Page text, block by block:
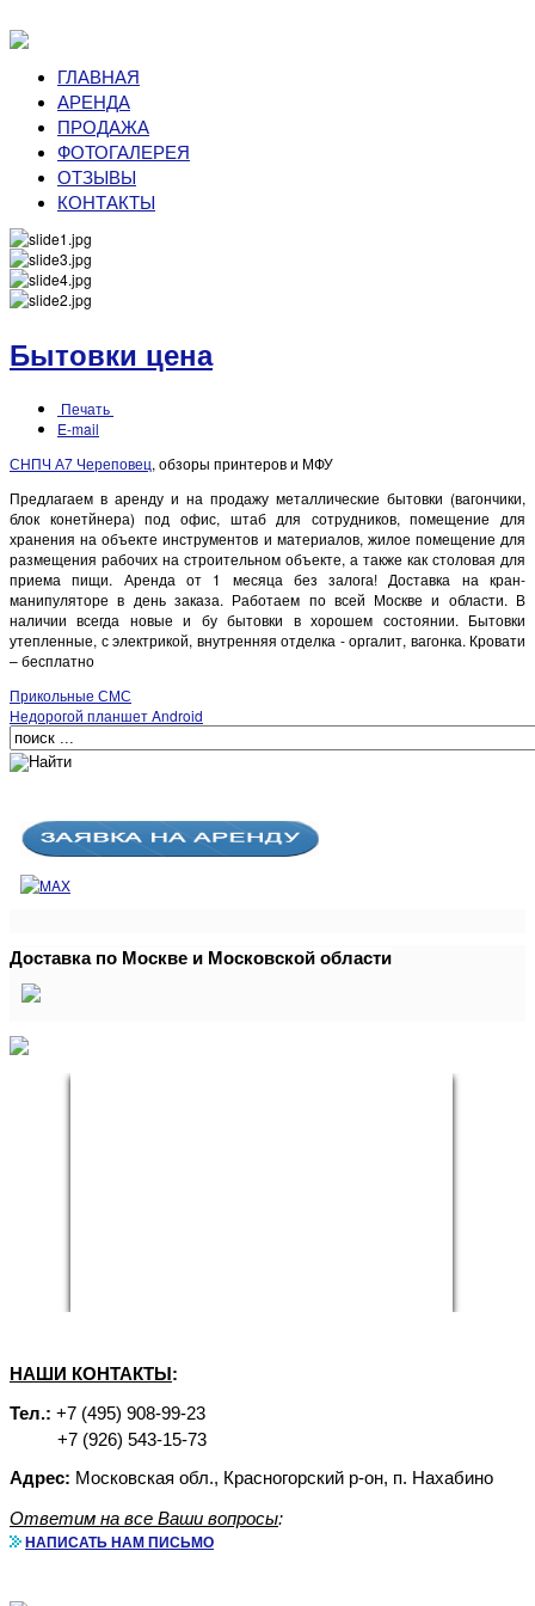
ГЛАВНАЯ
АРЕНДА
ПРОДАЖА
ФОТОГАЛЕРЕЯ
ОТЗЫВЫ
КОНТАКТЫ
Бытовки цена
Печать
E-mail
СНПЧ А7 Череповец, обзоры принтеров и МФУ
Предлагаем в аренду и на продажу металлические бытовки (вагончики,
блок конетйнера) под офис, штаб для сотрудников, помещение для
хранения на объекте инструментов и материалов, жилое помещение для
размещения рабочих на строительном объекте, а также как столовая для
приема пищи. Аренда от 1 месяца без залога! Доставка на кран-
манипуляторе в день заказа. Работаем по всей Москве и области. В
наличии всегда новые и бу бытовки в хорошем состоянии. Бытовки
утепленные, с электрикой, внутренняя отделка - оргалит, вагонка. Кровати
– бесплатно
Прикольные СМС
Недорогой планшет Android
Доставка по Москве и Московской области
НАШИ КОНТАКТЫ:
Тел.: +7 (495) 908-99-23
+7 (926) 543-15-73
Адрес: Московская обл., Красногорский р-он, п. Нахабино
Ответим на все Ваши вопросы:
НАПИСАТЬ НАМ ПИСЬМО